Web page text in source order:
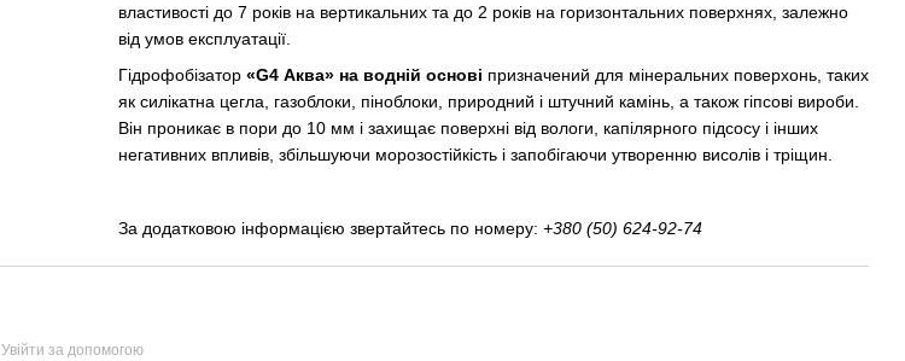
властивості до 7 років на вертикальних та до 2 років на горизонтальних поверхнях, залежно
від умов експлуатації.
Гідрофобізатор «G4 Аква» на водній основі призначений для мінеральних поверхонь, таких
як силікатна цегла, газоблоки, піноблоки, природний і штучний камінь, а також гіпсові вироби.
Він проникає в пори до 10 мм і захищає поверхні від вологи, капілярного підсосу і інших
негативних впливів, збільшуючи морозостійкість і запобігаючи утворенню висолів і тріщин.
За додатковою інформацією звертайтесь по номеру: +380 (50) 624-92-74
Увійти за допомогою